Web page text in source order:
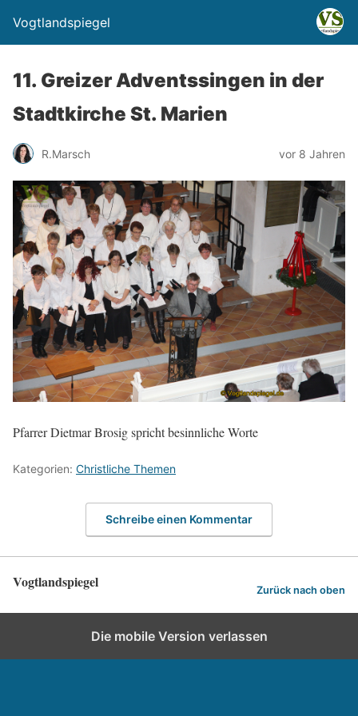
Vogtlandspiegel
11. Greizer Adventssingen in der
Stadtkirche St. Marien
R.Marsch vor 8 Jahren
Pfarrer Dietmar Brosig spricht besinnliche Worte
Kategorien: Christliche Themen
Schreibe einen Kommentar
Vogtlandspiegel Zurück nach oben
Die mobile Version verlassen